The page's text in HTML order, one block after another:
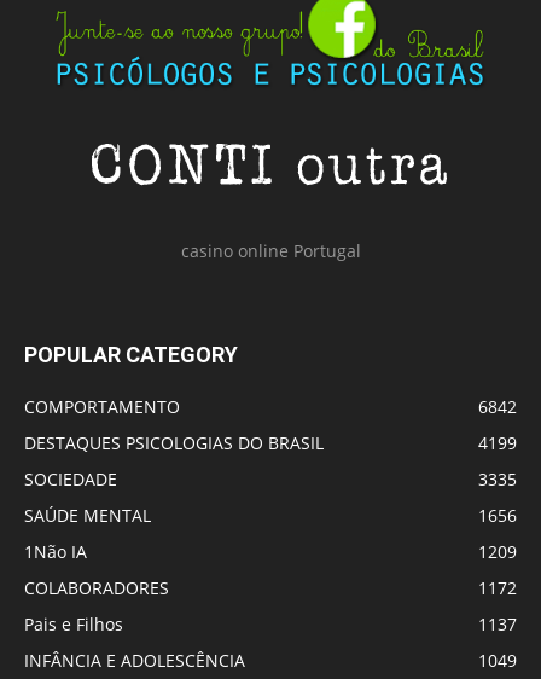
casino online Portugal
POPULAR CATEGORY
COMPORTAMENTO
6842
DESTAQUES PSICOLOGIAS DO BRASIL
4199
SOCIEDADE
3335
SAÚDE MENTAL
1656
1Não IA
1209
COLABORADORES
1172
Pais e Filhos
1137
INFÂNCIA E ADOLESCÊNCIA
1049